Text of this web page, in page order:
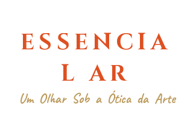
ESSENCIA
L AR
Um Olhar Sob a Ótica da Arte